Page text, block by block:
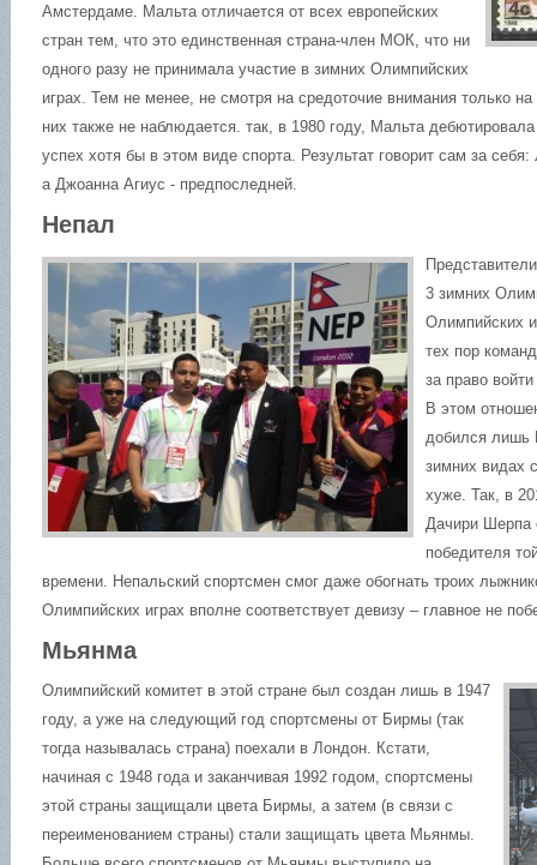
Амстердаме. Мальта отличается от всех европейских
стран тем, что это единственная страна-член МОК, что ни
одного разу не принимала участие в зимних Олимпийских
играх. Тем не менее, не смотря на средоточие внимания только
них также не наблюдается. так, в 1980 году, Мальта
успех хотя бы в этом виде спорта. Результат говорит сам за
а Джоанна Агиус - предпоследней.
Непал
3 зимних
Олимпийских
тех пор
за право
В этом
добился лишь
зимних видах
хуже. Так, в
Дачири Шерпа
победителя
времени. Непальский спортсмен смог даже обогнать троих
Олимпийских играх вполне соответствует девизу – главное не
Мьянма
Олимпийский комитет в этой стране был создан лишь в 1947
году, а уже на следующий год спортсмены от Бирмы (так
тогда называлась страна) поехали в Лондон. Кстати,
начиная с 1948 года и заканчивая 1992 годом, спортсмены
этой страны защищали цвета Бирмы, а затем (в связи с
переименованием страны) стали защищать цвета Мьянмы.